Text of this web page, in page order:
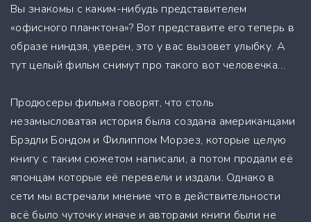
Вы знакомы с каким-нибудь представителем
«офисного планктона»? Вот представите его теперь в
образе ниндзя, уверен, это у вас вызовет улыбку. А
тут целый фильм снимут про такого вот человечка…
Продюсеры фильма говорят, что столь
незамысловатая история была создана американцами
Брэдли Бондом и Филиппом Морзез, которые целую
книгу с таким сюжетом написали, а потом продали её
японцам которые её перевели и издали. Однако в
сети мы встречали мнение что в действительности
всё было чуточку иначе и авторами книги были не